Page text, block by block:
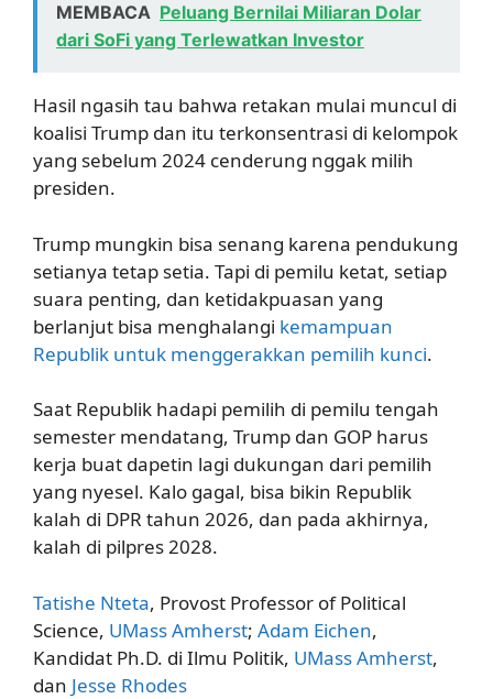
MEMBACA Peluang Bernilai Miliaran Dolar
dari SoFi yang Terlewatkan Investor
Hasil ngasih tau bahwa retakan mulai muncul di
koalisi Trump dan itu terkonsentrasi di kelompok
yang sebelum 2024 cenderung nggak milih
presiden.
Trump mungkin bisa senang karena pendukung
setianya tetap setia. Tapi di pemilu ketat, setiap
suara penting, dan ketidakpuasan yang
berlanjut bisa menghalangi kemampuan
Republik untuk menggerakkan pemilih kunci.
Saat Republik hadapi pemilih di pemilu tengah
semester mendatang, Trump dan GOP harus
kerja buat dapetin lagi dukungan dari pemilih
yang nyesel. Kalo gagal, bisa bikin Republik
kalah di DPR tahun 2026, dan pada akhirnya,
kalah di pilpres 2028.
Tatishe Nteta, Provost Professor of Political
Science, UMass Amherst; Adam Eichen,
Kandidat Ph.D. di Ilmu Politik, UMass Amherst,
dan Jesse Rhodes